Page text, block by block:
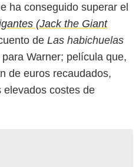
ha conseguido superar el
(Jack the Giant
de Las habichuelas
Warner; película que,
de euros recaudados,
elevados costes de